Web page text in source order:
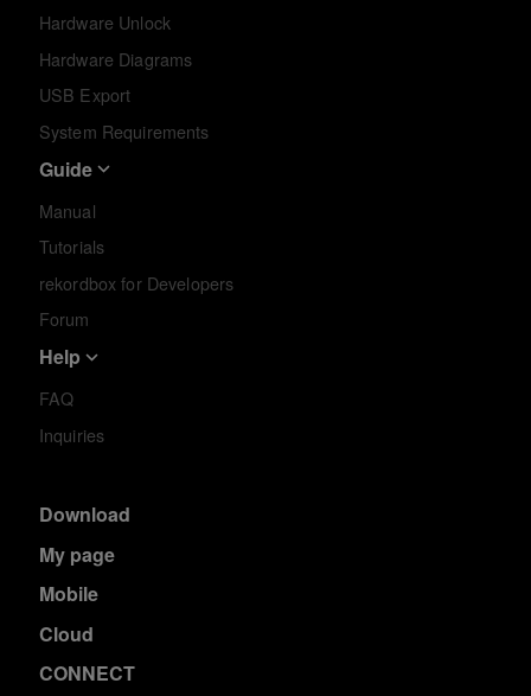
Hardware Unlock
Hardware Diagrams
USB Export
System Requirements
Guide
Manual
Tutorials
rekordbox for Developers
Forum
Help
FAQ
Inquiries
Download
My page
Mobile
Cloud
CONNECT